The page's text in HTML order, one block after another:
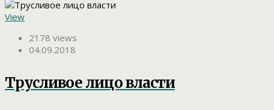
View
2178 views
04.09.2018
Трусливое лицо власти